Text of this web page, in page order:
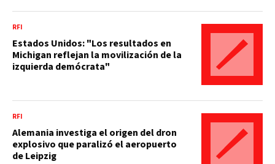
RFI
Estados Unidos: "Los resultados en
Michigan reflejan la movilización de la
izquierda demócrata"
RFI
Alemania investiga el origen del dron
explosivo que paralizó el aeropuerto
de Leipzig